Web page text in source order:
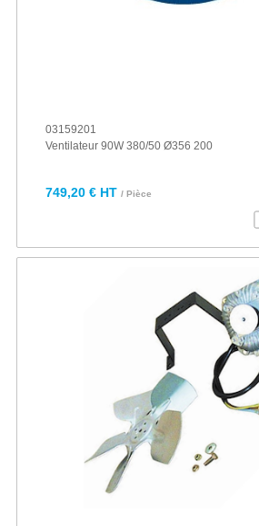
03159201
Ventilateur 90W 380/50 Ø356 200
749,20 € HT / Pièce